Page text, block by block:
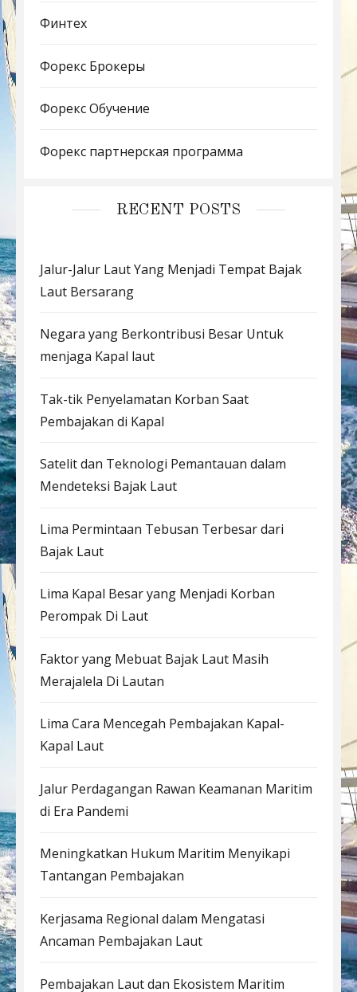
Финтех
Форекс Брокеры
Форекс Обучение
Форекс партнерская программа
RECENT POSTS
Jalur-Jalur Laut Yang Menjadi Tempat Bajak
Laut Bersarang
Negara yang Berkontribusi Besar Untuk
menjaga Kapal laut
Tak-tik Penyelamatan Korban Saat
Pembajakan di Kapal
Satelit dan Teknologi Pemantauan dalam
Mendeteksi Bajak Laut
Lima Permintaan Tebusan Terbesar dari
Bajak Laut
Lima Kapal Besar yang Menjadi Korban
Perompak Di Laut
Faktor yang Mebuat Bajak Laut Masih
Merajalela Di Lautan
Lima Cara Mencegah Pembajakan Kapal-
Kapal Laut
Jalur Perdagangan Rawan Keamanan Maritim
di Era Pandemi
Meningkatkan Hukum Maritim Menyikapi
Tantangan Pembajakan
Kerjasama Regional dalam Mengatasi
Ancaman Pembajakan Laut
Pembajakan Laut dan Ekosistem Maritim